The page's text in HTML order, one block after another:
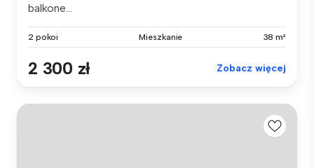
balkone...
2 pokoi Mieszkanie 38 m²
2 300 zł Zobacz więcej